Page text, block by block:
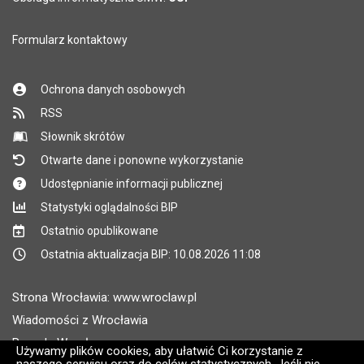
Używamy plików cookies, aby ułatwić Ci korzystanie z
Formularz kontaktowy
Ochrona danych osobowych
RSS
Słownik skrótów
Otwarte dane i ponowne wykorzystanie
Udostępnianie informacji publicznej
Statystyki oglądalności BIP
Ostatnio opublikowane
Ostatnia aktualizacja BIP: 10.08.2026 11:08
Strona Wrocławia: www.wroclaw.pl
Wiadomości z Wrocławia
Pogoda Wrocław